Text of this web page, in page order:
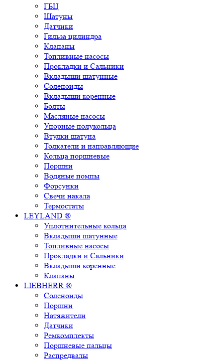
ГБЦ
Шатуны
Датчики
Гильза цилиндра
Клапаны
Топливные насосы
Прокладки и Сальники
Вкладыши шатунные
Соленоиды
Вкладыши коренные
Болты
Масляные насосы
Упорные полукольца
Втулки шатуна
Толкатели и направляющие
Кольца поршневые
Поршни
Водяные помпы
Форсунки
Свечи накала
Термостаты
LEYLAND ®
Уплотнительные кольца
Вкладыши шатунные
Топливные насосы
Прокладки и Сальники
Вкладыши коренные
Клапаны
LIEBHERR ®
Соленоиды
Поршни
Натяжители
Датчики
Ремкомплекты
Поршневые пальцы
Распредвалы